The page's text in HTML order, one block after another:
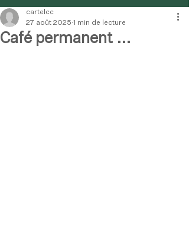
Café permanent ...
cartelcc
27 août 2025 1 min de lecture